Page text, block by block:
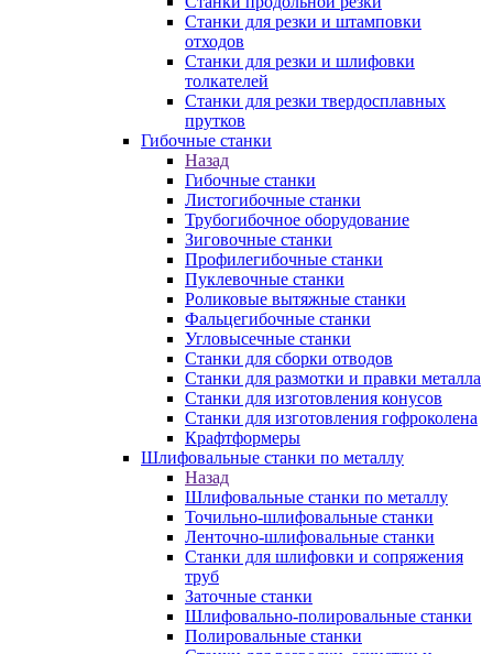
Станки для резки и штамповки
отходов
Станки для резки и шлифовки
толкателей
Станки для резки твердосплавных
прутков
Гибочные станки
Назад
Гибочные станки
Листогибочные станки
Трубогибочное оборудование
Зиговочные станки
Профилегибочные станки
Пуклевочные станки
Роликовые вытяжные станки
Фальцегибочные станки
Угловысечные станки
Станки для сборки отводов
Станки для размотки и правки металла
Станки для изготовления конусов
Станки для изготовления гофроколена
Крафтформеры
Шлифовальные станки по металлу
Назад
Шлифовальные станки по металлу
Точильно-шлифовальные станки
Ленточно-шлифовальные станки
Станки для шлифовки и сопряжения
труб
Заточные станки
Шлифовально-полировальные станки
Полировальные станки